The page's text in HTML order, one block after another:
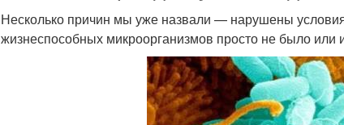
Несколько причин мы уже назвали — нарушены
жизнеспособных микроорганизмов просто не было